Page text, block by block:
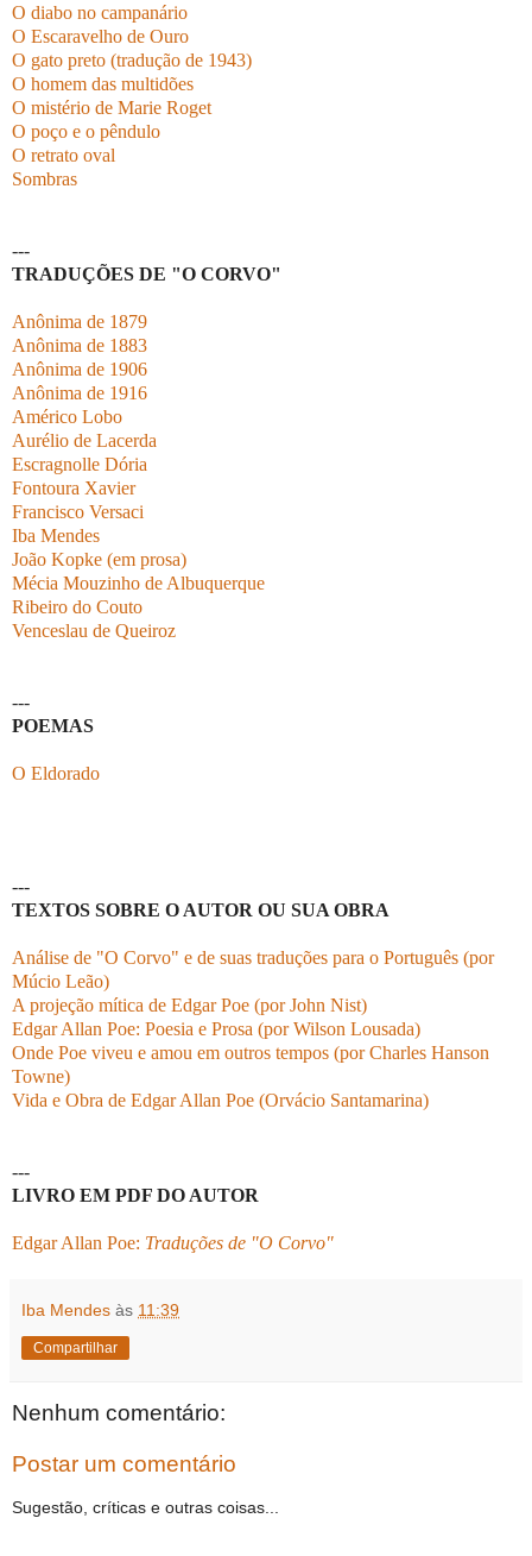
O diabo no campanário
O Escaravelho de Ouro
O gato preto (tradução de 1943)
O homem das multidões
O mistério de Marie Roget
O poço e o pêndulo
O retrato oval
Sombras
---
TRADUÇÕES DE "O CORVO"
Anônima de 1879
Anônima de 1883
Anônima de 1906
Anônima de 1916
Américo Lobo
Aurélio de Lacerda
Escragnolle Dória
Fontoura Xavier
Francisco Versaci
Iba Mendes
João Kopke (em prosa)
Mécia Mouzinho de Albuquerque
Ribeiro do Couto
Venceslau de Queiroz
---
POEMAS
O Eldorado
---
TEXTOS SOBRE O AUTOR OU SUA OBRA
Análise de "O Corvo" e de suas traduções para o Português (por
Múcio Leão)
A projeção mítica de Edgar Poe (por John Nist)
Edgar Allan Poe: Poesia e Prosa (por Wilson Lousada)
Onde Poe viveu e amou em outros tempos (por Charles Hanson
Towne)
Vida e Obra de Edgar Allan Poe (Orvácio Santamarina)
---
LIVRO EM PDF DO AUTOR
Edgar Allan Poe: Traduções de "O Corvo"
Iba Mendes às 11:39
Compartilhar
Nenhum comentário:
Postar um comentário
Sugestão, críticas e outras coisas...